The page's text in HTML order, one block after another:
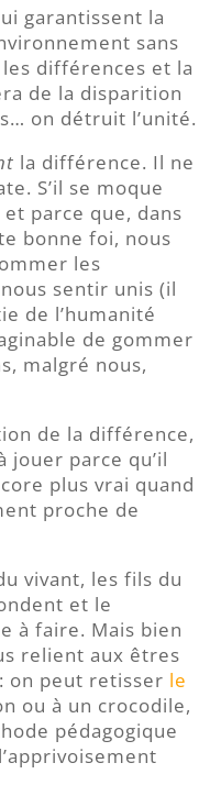
garantissent la
sans
différences et la
de la disparition
on détruit l’unité.
la différence. Il ne
S’il se moque
parce que, dans
bonne foi, nous
les
sentir unis (il
de l’humanité
de gommer
malgré nous,
de la différence,
jouer parce qu’il
plus vrai quand
proche de
vivant, les fils du
et le
à faire. Mais bien
relient aux êtres
on peut retisser le
ou à un crocodile,
pédagogique